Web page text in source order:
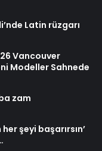
Latin rüzgarı
Vancouver
Modeller Sahnede
zam
şeyi başarırsın’